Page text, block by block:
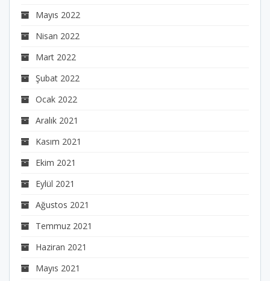
Mayıs 2022
Nisan 2022
Mart 2022
Şubat 2022
Ocak 2022
Aralık 2021
Kasım 2021
Ekim 2021
Eylül 2021
Ağustos 2021
Temmuz 2021
Haziran 2021
Mayıs 2021